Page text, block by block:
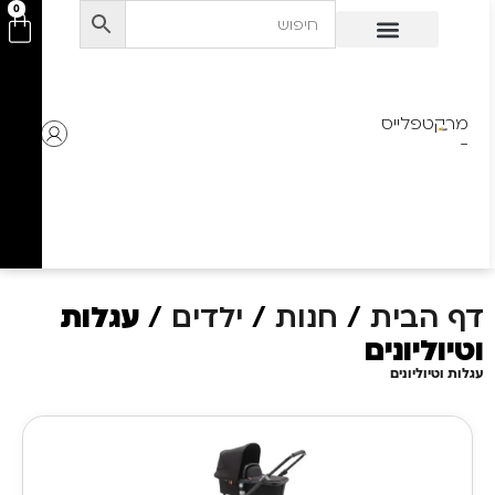
מרקטפלייס
-
0
דף הבית / חנות / ילדים / עגלות
וטיוליונים
עגלות וטיוליונים